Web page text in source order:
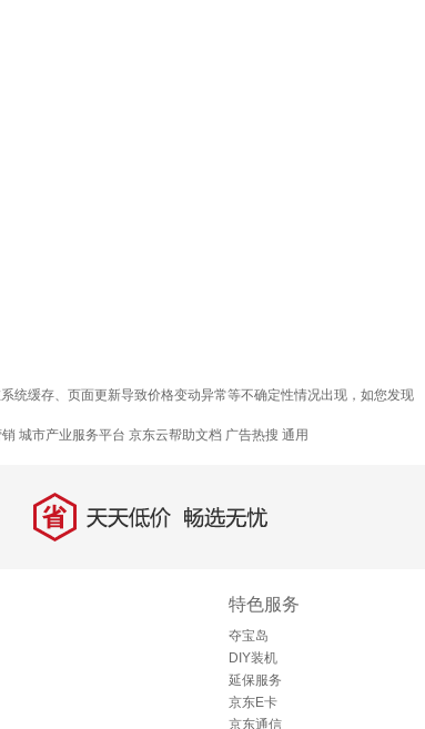
统缓存、页面更新导致价格变动异常等不确定性情况出现，如您发现
城市产业服务平台 京东云帮助文档 广告热搜 通用
省 天天低价，畅选无忧
特色服务
夺宝岛
DIY装机
延保服务
京东E卡
京东通信